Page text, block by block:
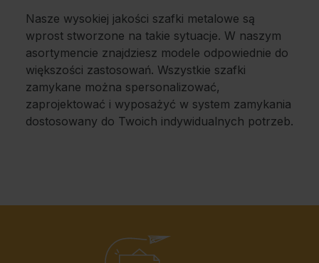
Nasze wysokiej jakości szafki metalowe są
wprost stworzone na takie sytuacje. W naszym
asortymencie znajdziesz modele odpowiednie do
większości zastosowań. Wszystkie szafki
zamykane można spersonalizować,
zaprojektować i wyposażyć w system zamykania
dostosowany do Twoich indywidualnych potrzeb.